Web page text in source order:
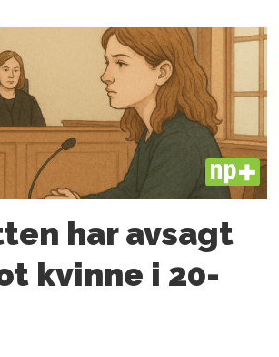
PLUS
har avsagt
kvinne i 20-